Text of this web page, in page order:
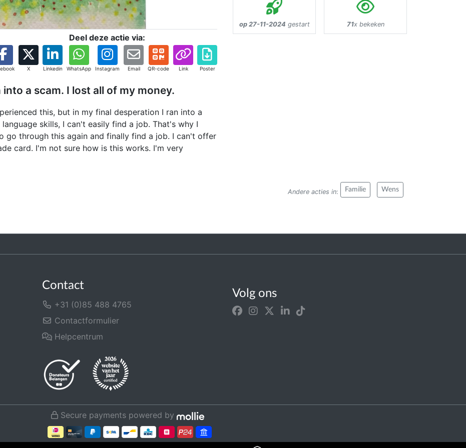
Deel deze actie via:
X Linkedin WhatsApp Instagram Email QR-code Link Poster
a scam. I lost all of my money.
this, but in my final desperation I ran into a
skills, I can't easily find a job. That's why I
go through this again and finally find a job. I can't offer
card. I'm not sure how is this works. I'm very
op 27-11-2024 gestart 71x bekeken
Andere acties in: Familie Wens
Contact
+31 (0)85 488 4765
Contactformulier
Helpcentrum
Volg ons
Secure payments powered by